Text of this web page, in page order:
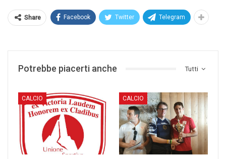
Share Facebook Twitter Telegram
Tutti
Potrebbe piacerti anche
CALCIO CALCIO